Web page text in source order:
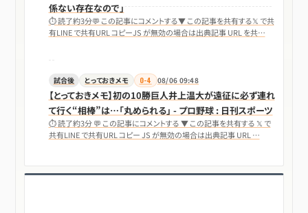
係ない存在なので」
⏱ 読了約3分💬 この記事にコメントする▼ この記事を共有する𝕏 で共
有LINE で共有URL コピーJS が無効の場合は出典記事 URL を共…
試合後 とっておきメモ 0-4 08/06 09:48
【とっておきメモ】初の10勝巨人井上温大が遠征に必ず連れ
て行く“相棒”は…「丸められる」 - プロ野球 : 日刊スポーツ
⏱ 読了約3分 💬 この記事にコメントする ▼ この記事を共有する 𝕏 で
共有LINE で共有URL コピー JS が無効の場合は出典記事 URL …